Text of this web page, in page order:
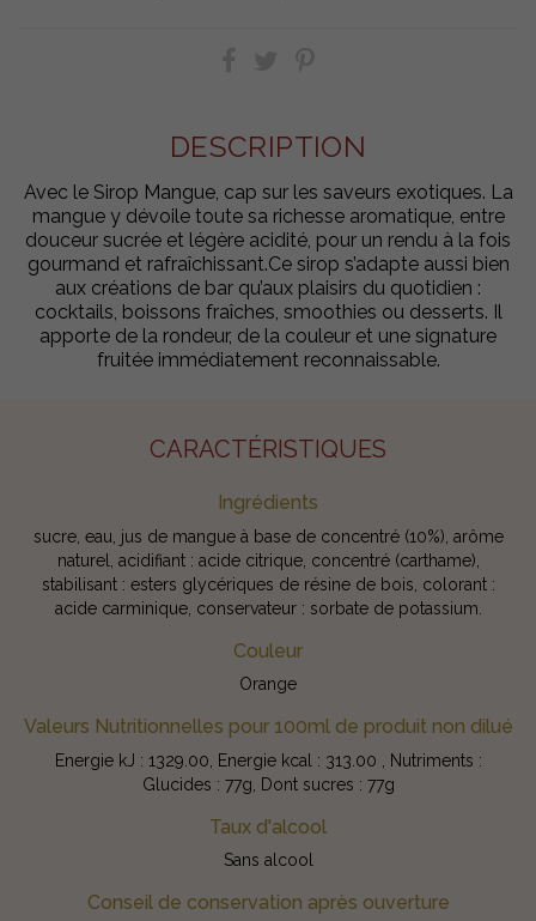
DESCRIPTION
Avec le Sirop Mangue, cap sur les saveurs exotiques. La
mangue y dévoile toute sa richesse aromatique, entre
douceur sucrée et légère acidité, pour un rendu à la fois
gourmand et rafraîchissant.Ce sirop s’adapte aussi bien
aux créations de bar qu’aux plaisirs du quotidien :
cocktails, boissons fraîches, smoothies ou desserts. Il
apporte de la rondeur, de la couleur et une signature
fruitée immédiatement reconnaissable.
CARACTÉRISTIQUES
Ingrédients
sucre, eau, jus de mangue à base de concentré (10%), arôme
naturel, acidifiant : acide citrique, concentré (carthame),
stabilisant : esters glycériques de résine de bois, colorant :
acide carminique, conservateur : sorbate de potassium.
Couleur
Orange
Valeurs Nutritionnelles pour 100ml de produit non dilué
Energie kJ : 1329.00, Energie kcal : 313.00 , Nutriments :
Glucides : 77g, Dont sucres : 77g
Taux d'alcool
Sans alcool
Conseil de conservation après ouverture